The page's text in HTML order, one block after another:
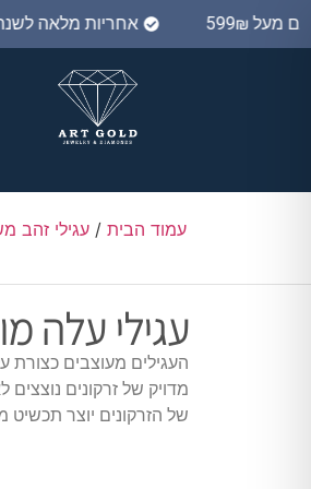
אחריות מלאה מעל 599₪
עמוד הבית / עגילי זהב
עגילי עלה
העגילים מעוצבים
מדויק של זרקונים
של הזרקונים יוצר